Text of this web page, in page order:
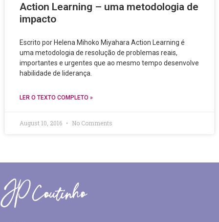
Action Learning – uma metodologia de
impacto
Escrito por Helena Mihoko Miyahara Action Learning é
uma metodologia de resolução de problemas reais,
importantes e urgentes que ao mesmo tempo desenvolve
habilidade de liderança.
LER O TEXTO COMPLETO »
August 10, 2016 No Comments